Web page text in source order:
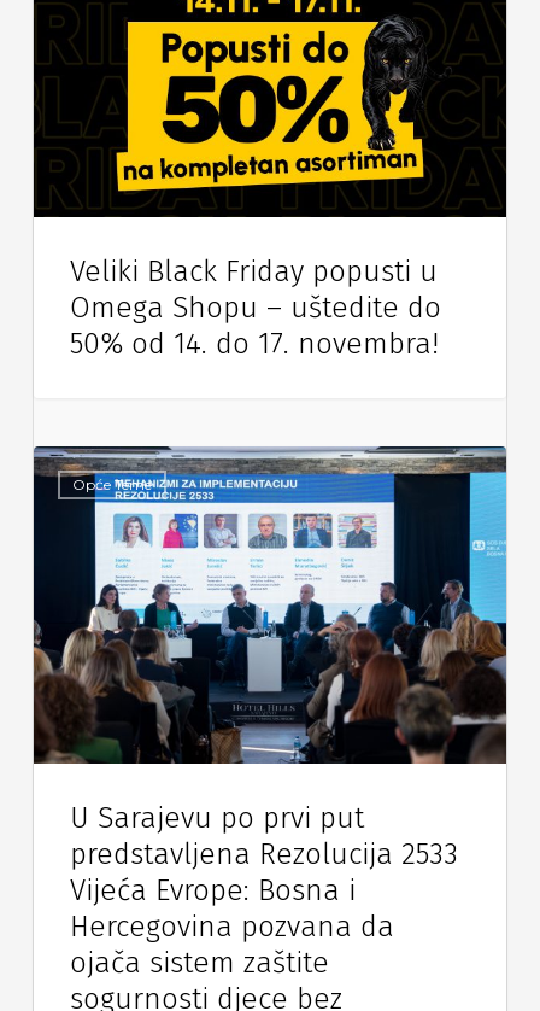
Veliki Black Friday popusti u
Omega Shopu – uštedite do
50% od 14. do 17. novembra!
Opće Teme
U Sarajevu po prvi put
predstavljena Rezolucija 2533
Vijeća Evrope: Bosna i
Hercegovina pozvana da
ojača sistem zaštite
sogurnosti djece bez